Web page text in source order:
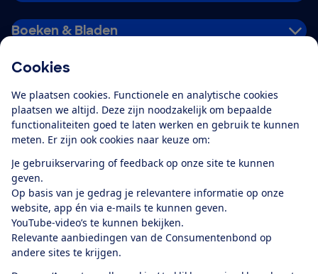
Cookies
We plaatsen cookies. Functionele en analytische cookies
plaatsen we altijd. Deze zijn noodzakelijk om bepaalde
functionaliteiten goed te laten werken en gebruik te kunnen
meten. Er zijn ook cookies naar keuze om:
Je gebruikservaring of feedback op onze site te kunnen
geven.
Op basis van je gedrag je relevantere informatie op onze
website, app én via e-mails te kunnen geven.
YouTube-video’s te kunnen bekijken.
Relevante aanbiedingen van de Consumentenbond op
andere sites te krijgen.
Boeken & Bladen
Alles over de
app
Algemene Voorwaarden
Privacyverklaring
Cookiebeleid
Privacyvoorkeuren
Toegankelijkheid
RSS-feed nieuws
FacebookTwitterInstagram
YoutubeLinkedIn